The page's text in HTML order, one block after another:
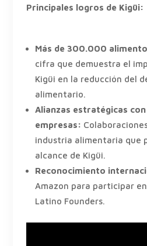
Principales logros de Kigüi:
Más de 300.000
cifra que demuestra el
Kigüi en la reducción del
alimentario.
Alianzas estratégicas
empresas:
industria alimentaria que
alcance de Kigüi.
Reconocimiento
Amazon para participar
Latino Founders.